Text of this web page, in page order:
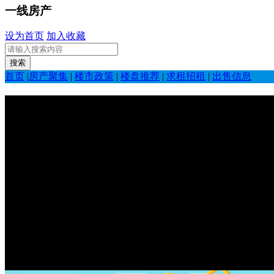
一线房产
设为首页 加入收藏
首页 |房产聚集 | 楼市政策 | 楼盘推荐 | 求租招租 | 出售信息